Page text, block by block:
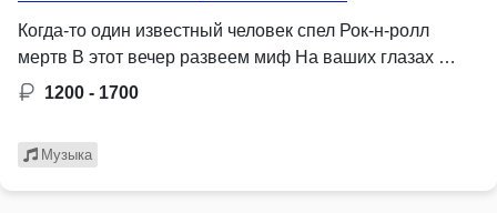
Когда-то один известный человек спел Рок-н-ролл
мертв В этот вечер развеем миф На ваших глазах …
1200 - 1700
Музыка